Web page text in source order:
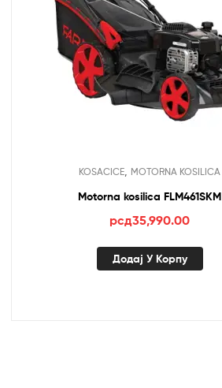
KOSACICE MOTORNA KOSILICA
Motorna kosilica FLM461SKM
рсд35,990.00
Додај У Корпу